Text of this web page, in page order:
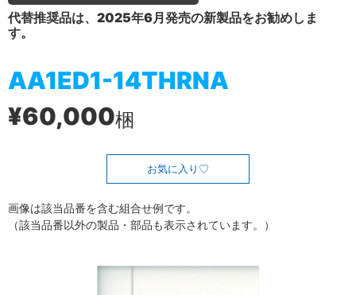
代替推奨品は、2025年6月発売の新製品をお勧めしま
す。
AA1ED1-14THRNA
¥60,000梱
お気に入り
画像は該当品番を含む組合せ例です。
（該当品番以外の製品・部品も表示されています。）